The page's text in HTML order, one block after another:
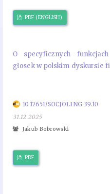
PDF (ENGLISH)
O specyficznych
głosek w polskim dyskursie
10.17651/SOCJOLING.39.10
31.12.2025
Jakub Bobrowski
PDF